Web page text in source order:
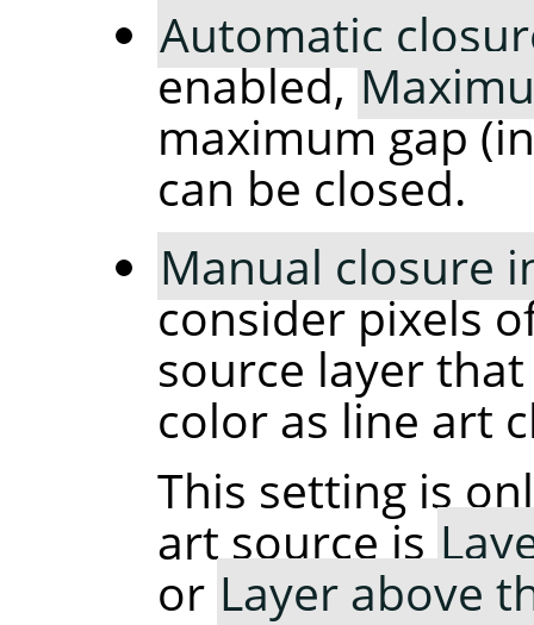
Automatic
enabled,
maximum gap
can be closed.
Manual closure
consider pixels
source layer
color as line art
This setting is
art source is
or Layer above